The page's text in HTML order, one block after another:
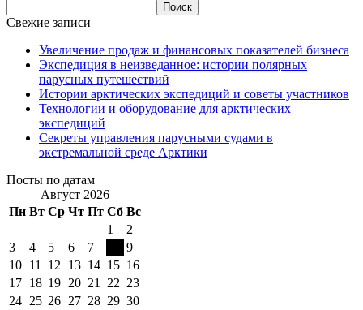
Поиск
Свежие записи
Увеличение продаж и финансовых показателей бизнеса
Экспедиция в неизведанное: истории полярных
парусных путешествий
Истории арктических экспедиций и советы участников
Технологии и оборудование для арктических
экспедиций
Секреты управления парусными судами в
экстремальной среде Арктики
Посты по датам
Август 2026
Пн Вт Ср Чт Пт Сб Вс
1
2
3
4 5 6 7
9
10 11 12 13 14 15 16
17 18 19 20 21 22 23
24 25 26 27 28 29 30